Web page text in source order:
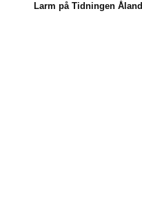
Larm på Tidningen Åland